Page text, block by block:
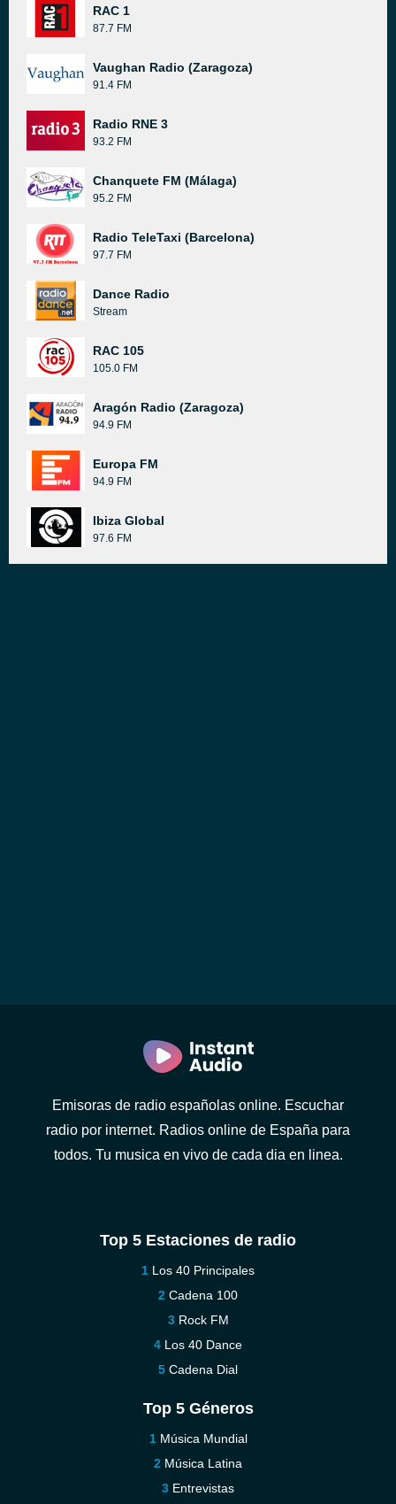
RAC 1
87.7 FM
Vaughan Radio (Zaragoza)
91.4 FM
Radio RNE 3
93.2 FM
Chanquete FM (Málaga)
95.2 FM
Radio TeleTaxi (Barcelona)
97.7 FM
Dance Radio
Stream
RAC 105
105.0 FM
Aragón Radio (Zaragoza)
94.9 FM
Europa FM
94.9 FM
Ibiza Global
97.6 FM
Emisoras de radio españolas online. Escuchar
radio por internet. Radios online de España para
todos. Tu musica en vivo de cada dia en linea.
Top 5 Estaciones de radio
Los 40 Principales
Cadena 100
Rock FM
Los 40 Dance
Cadena Dial
Top 5 Géneros
Música Mundial
Música Latina
Entrevistas